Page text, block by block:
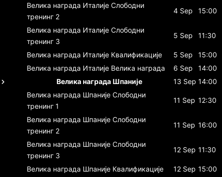
Велика награда Италије Слободни
тренинг 2
4 Sep 15:00
Велика награда Италије Слободни
тренинг 3
5 Sep 11:30
Велика награда Италије Квалификације 5 Sep
15:00
Велика награда Италије Велика награда 6 Sep
14:00
Велика награда Шпаније
13 Sep 14:00
Велика награда Шпаније Слободни
тренинг 1
11 Sep 12:30
Велика награда Шпаније Слободни
тренинг 2
11 Sep 16:00
Велика награда Шпаније Слободни
тренинг 3
12 Sep 11:30
Велика награда Шпаније Квалификације 12 Sep 15:00